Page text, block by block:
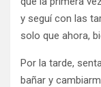
y seguí con las
solo que ahora,
Por la tarde,
bañar y